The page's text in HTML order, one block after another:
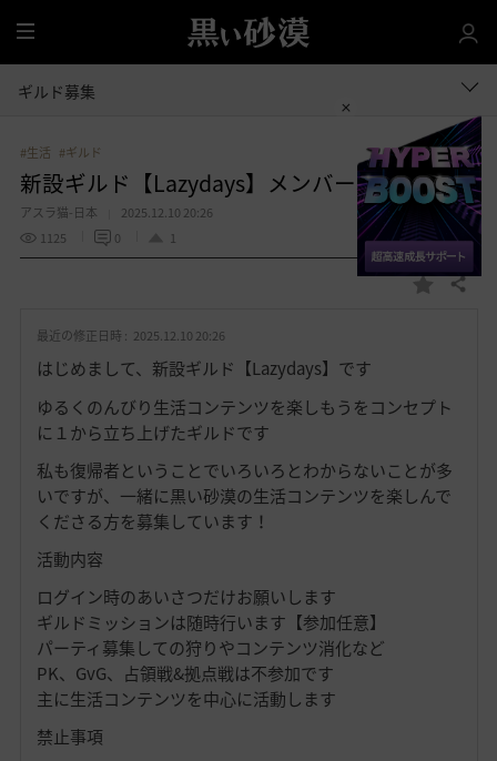
全
体
ギルド募集
#生活 #ギルド
新設ギルド【Lazydays】メンバー募集
アスラ猫-日本
2025.12.10 20:26
1125
0 1
お
り
共有する
最近の修正日時 : 2025.12.10 20:26
はじめまして、新設ギルド【Lazydays】です
ゆるくのんびり生活コンテンツを楽しもうをコンセプト
に１から立ち上げたギルドです
私も復帰者ということでいろいろとわからないことが多
いですが、一緒に黒い砂漠の生活コンテンツを楽しんで
くださる方を募集しています！
活動内容
ログイン時のあいさつだけお願いします
ギルドミッションは随時行います【参加任意】
パーティ募集しての狩りやコンテンツ消化など
PK、GvG、占領戦&拠点戦は不参加です
主に生活コンテンツを中心に活動します
禁止事項